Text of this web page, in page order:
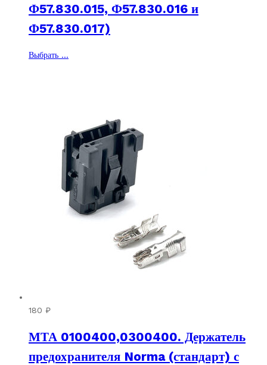
Ф57.830.015, Ф57.830.016 и
Ф57.830.017)
Выбрать ...
можно
выбрать
на
странице
товара.
180 ₽
МТА 0100400,0300400. Держатель
предохранителя Norma (стандарт) с